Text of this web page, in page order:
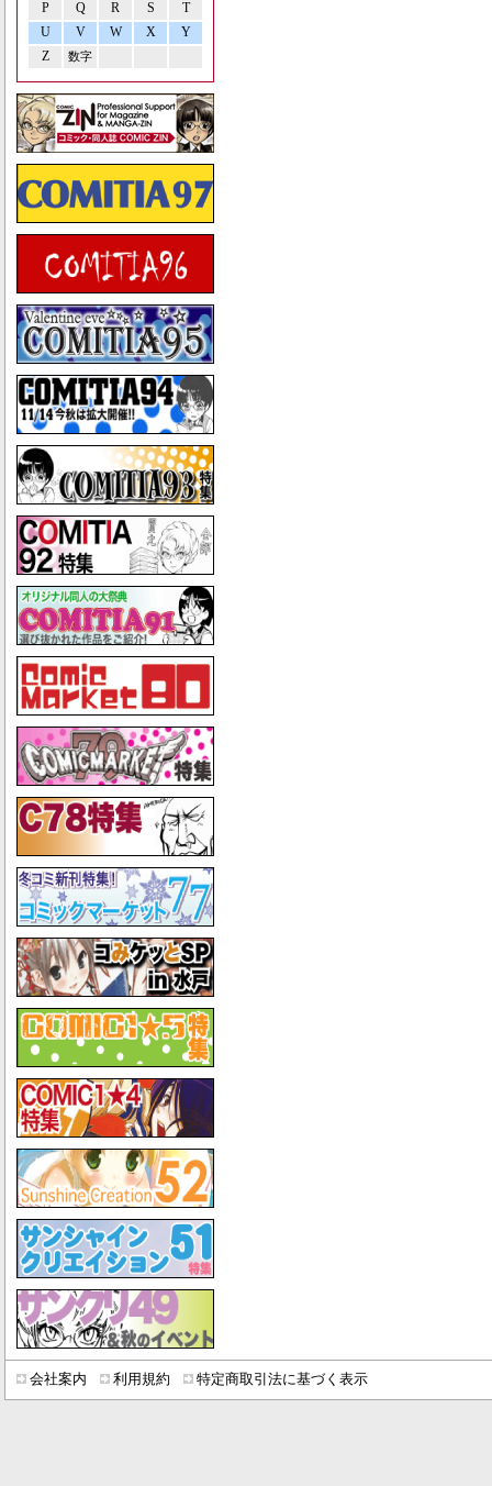
P Q R S
T
U
V W X
Y
Z
数字
会社案内 利用規約 特定商取引法に基づく表示